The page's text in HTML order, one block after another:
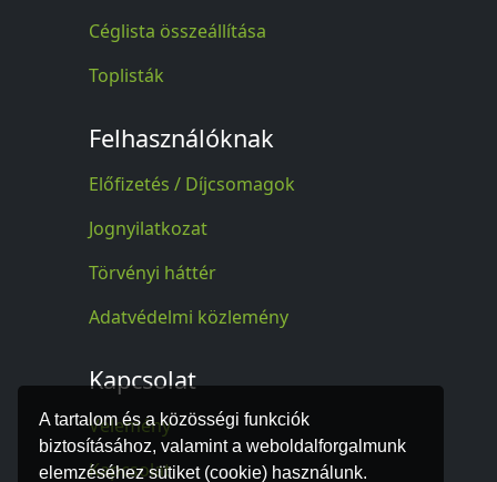
A tartalom és a közösségi funkciók
biztosításához, valamint a weboldalforgalmunk
elemzéséhez sütiket (cookie) használunk.
Céglista összeállítása
Toplisták
Felhasználóknak
Előfizetés / Díjcsomagok
Jognyilatkozat
Törvényi háttér
Adatvédelmi közlemény
Kapcsolat
Vélemény
Kapcsolat